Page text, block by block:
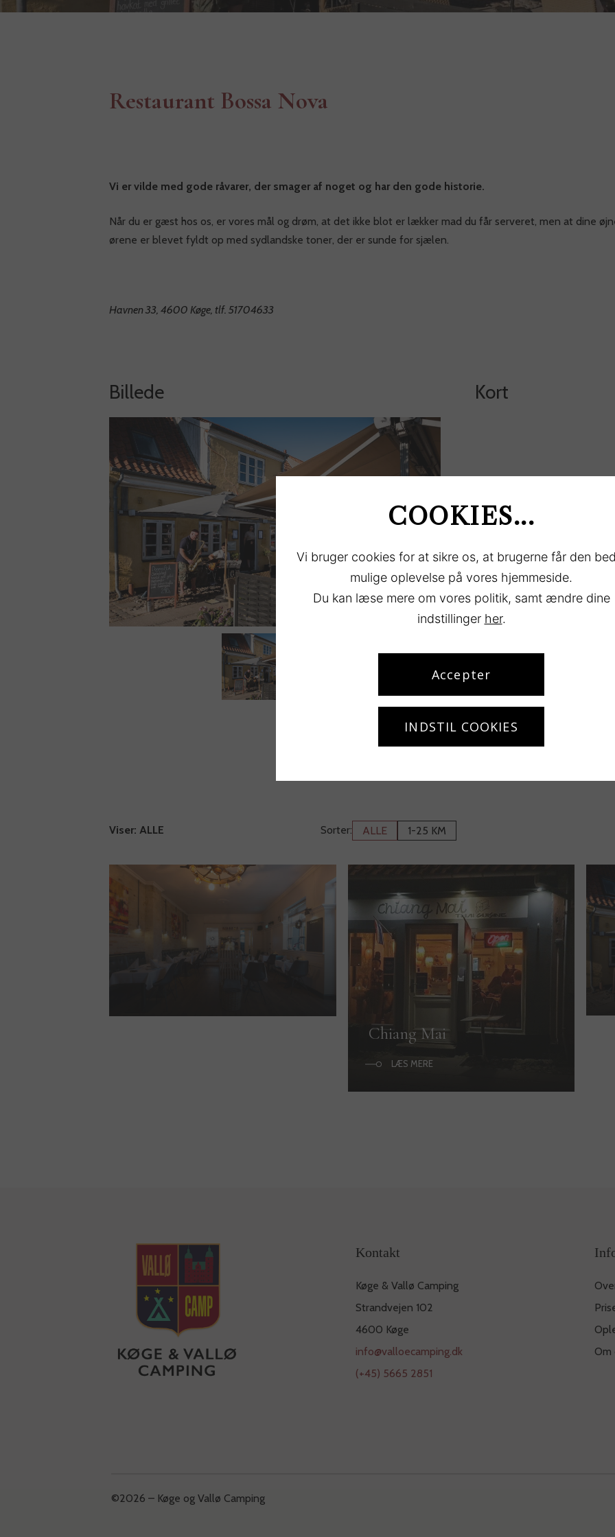
Restaurant Bossa Nova
Vi er vilde med gode råvarer, der smager af noget og har den gode historie.
Når du er gæst hos os, er vores mål og drøm, at det ikke blot er lækker mad du får serveret, men at dine
ørene er blevet fyldt op med sydlandske toner, der er sunde for sjælen.
Havnen 33, 4600 Køge, tlf. 51704633
Billede Kort
Viser: ALLE Sorter: ALLE 1-25 KM
Chiang Mai
LÆS MERE
Kontakt
Køge & Vallø Camping
Strandvejen 102
4600 Køge
info@valloecamping.dk
(+45) 5665 2851
Om
COOKIES...
Vi bruger cookies for at sikre os, at brugerne får den
mulige oplevelse på vores hjemmeside.
Du kan læse mere om vores politik, samt ændre dine
indstillinger her.
INDSTIL COOKIES
Accepter
©2026 – Køge og Vallø Camping